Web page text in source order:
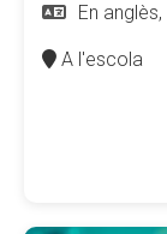
En anglès,
A l'escola